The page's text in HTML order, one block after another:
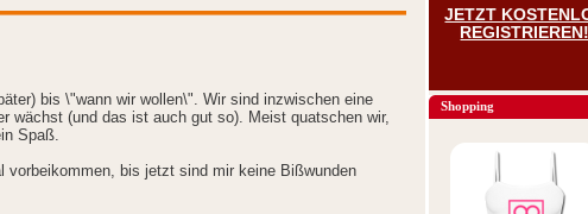
bis \"wann wir wollen\". Wir sind inzwischen eine
wächst (und das ist auch gut so). Meist quatschen wir,
Spaß.
bis jetzt sind mir keine Bißwunden
JETZT
REGISTRIEREN!
Shopping